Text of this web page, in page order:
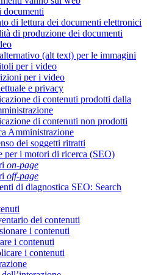
di lettura dei documenti elettronici
di produzione dei documenti
(alt text) per le immagini
per i video
per i video
e privacy
di contenuti prodotti dalla
di contenuti non prodotti
Amministrazione
dei soggetti ritratti
per i motori di ricerca (SEO)
on-page
off-page
di diagnostica SEO: Search
dei contenuti
i contenuti
i contenuti
i contenuti